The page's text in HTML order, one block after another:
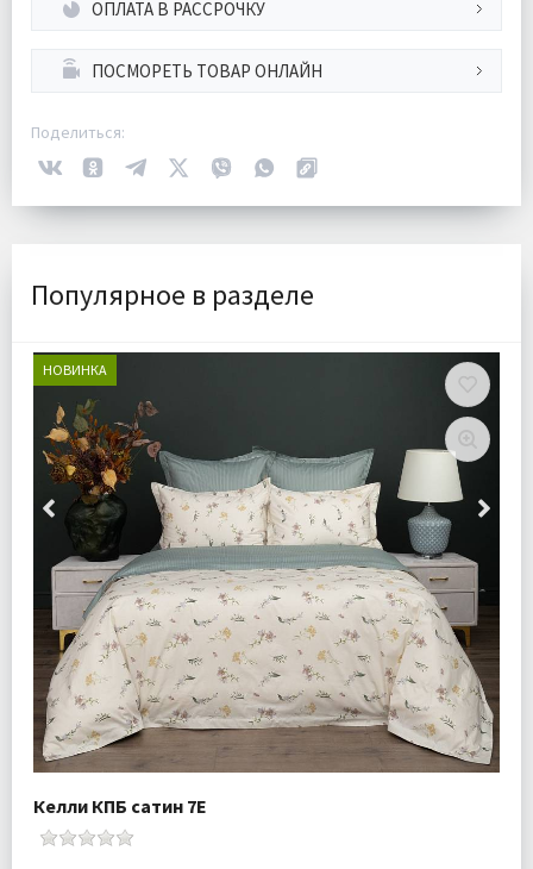
ОПЛАТА В РАССРОЧКУ
ПОСМОРЕТЬ ТОВАР ОНЛАЙН
Поделиться:
Популярное в разделе
НОВИНКА
Келли КПБ сатин 7Е